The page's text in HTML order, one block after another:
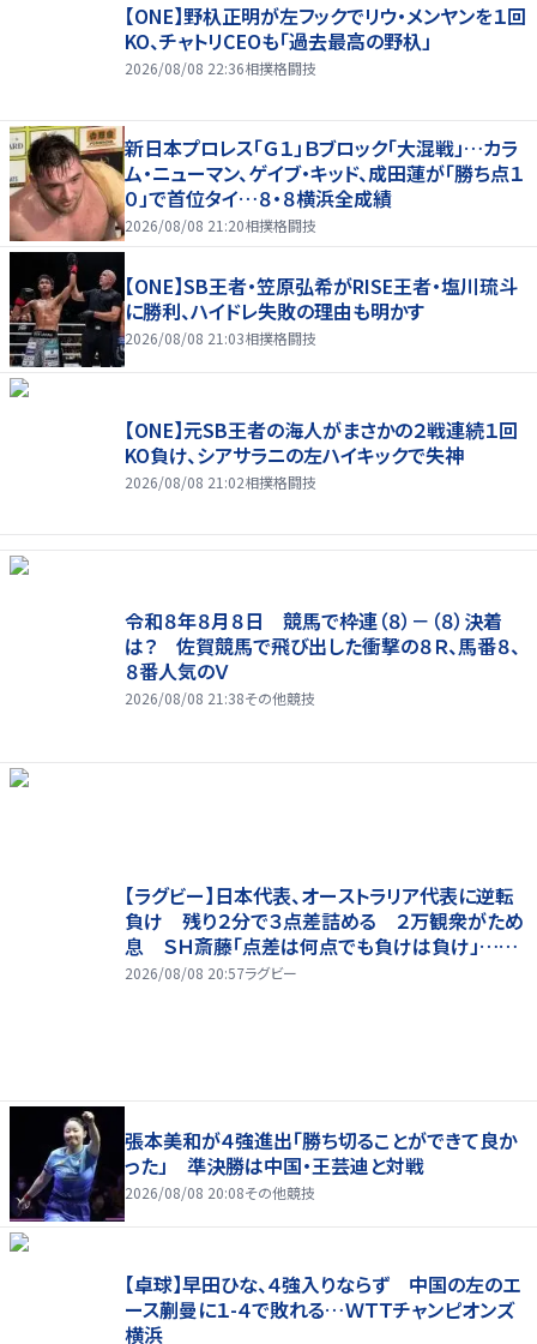
【ONE】野杁正明が左フックでリウ・メンヤンを１回
KO、チャトリCEOも「過去最高の野杁」
2026/08/08 22:36相撲格闘技
新日本プロレス「Ｇ１」Ｂブロック「大混戦」…カラ
ム・ニューマン、ゲイブ・キッド、成田蓮が「勝ち点１
０」で首位タイ…８・８横浜全成績
2026/08/08 21:20相撲格闘技
【ONE】SB王者・笠原弘希がRISE王者・塩川琉斗
に勝利、ハイドレ失敗の理由も明かす
2026/08/08 21:03相撲格闘技
【ONE】元SB王者の海人がまさかの２戦連続１回
KO負け、シアサラニの左ハイキックで失神
2026/08/08 21:02相撲格闘技
令和８年８月８日 競馬で枠連（８）－（８）決着
は？ 佐賀競馬で飛び出した衝撃の８Ｒ、馬番８、
８番人気のＶ
2026/08/08 21:38その他競技
【ラグビー】日本代表、オーストラリア代表に逆転
負け 残り２分で３点差詰める ２万観衆がため
息 ＳＨ斎藤「点差は何点でも負けは負け」…前
半にＳＯ伊藤龍が先制トライ、３２ー３５で惜敗
2026/08/08 20:57ラグビー
張本美和が４強進出「勝ち切ることができて良か
った」 準決勝は中国・王芸迪と対戦
2026/08/08 20:08その他競技
【卓球】早田ひな、４強入りならず 中国の左のエ
ース蒯曼に１-４で敗れる…ＷＴＴチャンピオンズ
横浜